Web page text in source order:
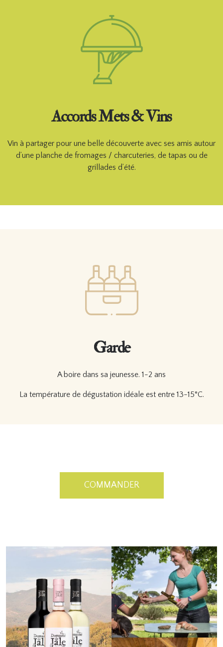
Accords Mets & Vins
Vin à partager pour une belle découverte avec ses amis autour
d’une planche de fromages / charcuteries, de tapas ou de
grillades d’été.
Garde
A boire dans sa jeunesse. 1-2 ans
La température de dégustation idéale est entre 13-15°C.
COMMANDER